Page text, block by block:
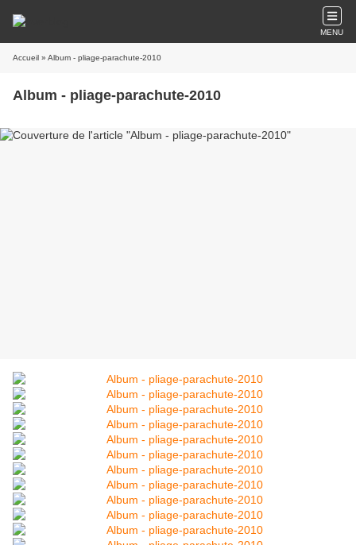
MENU
Accueil » Album - pliage-parachute-2010
Album - pliage-parachute-2010